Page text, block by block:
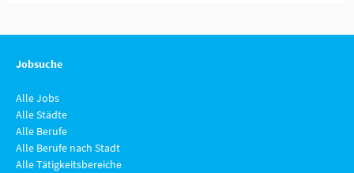
Jobsuche
Alle Jobs
Alle Städte
Alle Berufe
Alle Berufe nach Stadt
Alle Tätigkeitsbereiche